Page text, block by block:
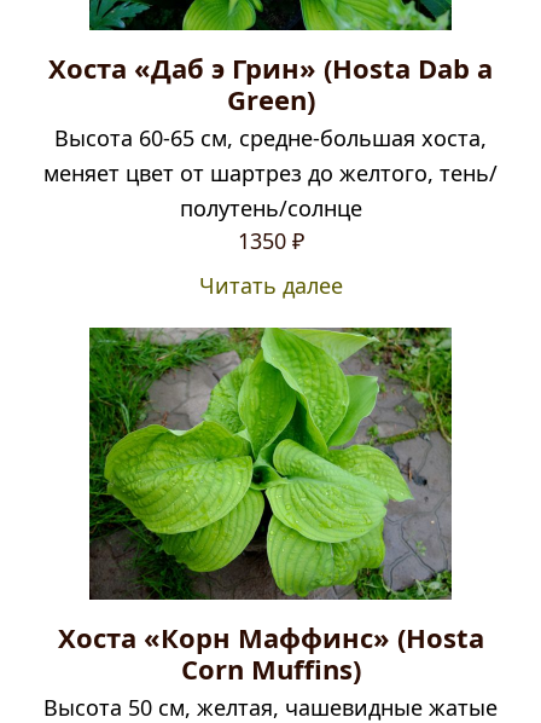
Хоста «Даб э Грин» (Hosta Dab a
Green)
Высота 60-65 см, средне-большая хоста,
меняет цвет от шартрез до желтого, тень/
полутень/солнце
1350 ₽
Читать далее
Хоста «Корн Маффинс» (Hosta
Corn Muffins)
Высота 50 см, желтая, чашевидные жатые